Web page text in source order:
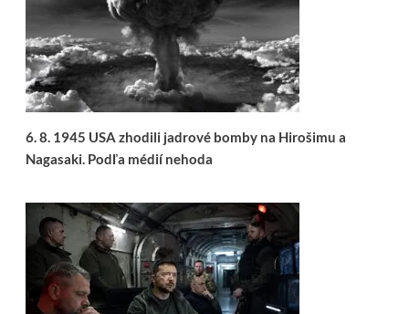
6. 8. 1945 USA zhodili jadrové bomby na Hirošimu a
Nagasaki. Podľa médií nehoda